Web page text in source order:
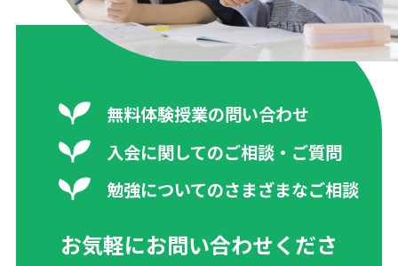
無料体験授業の問い合わせ
入会に関してのご相談・ご質問
勉強についてのさまざまなご相談
お気軽にお問い合わせくださ